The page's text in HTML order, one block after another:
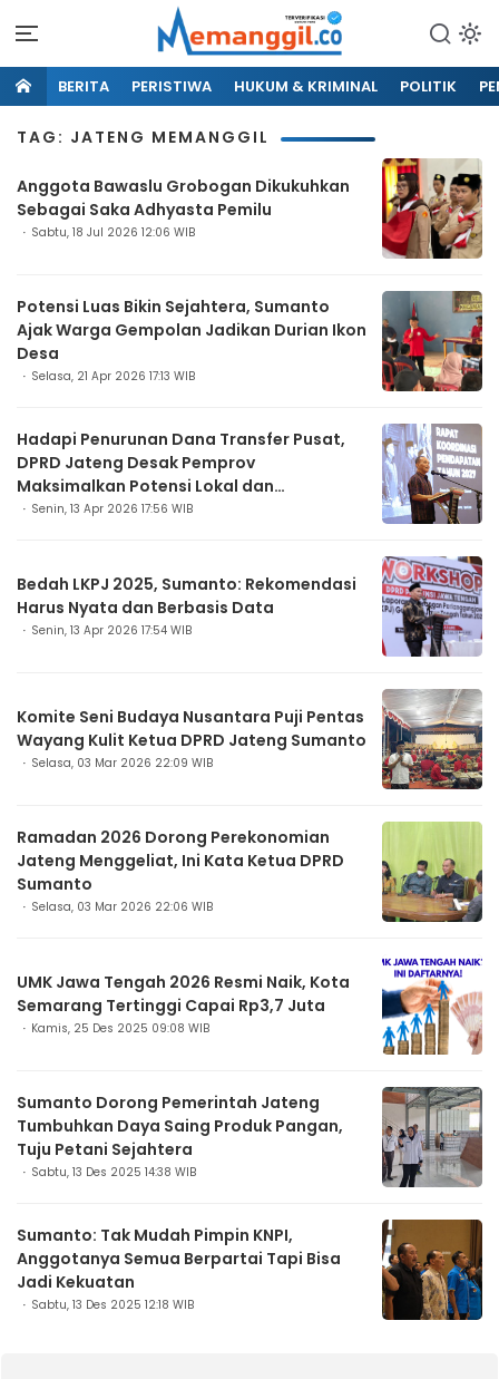
BERITA PERISTIWA HUKUM & KRIMINAL POLITIK
TAG: JATENG MEMANGGIL
Anggota Bawaslu Grobogan Dikukuhkan
Sebagai Saka Adhyasta Pemilu
Sabtu, 18 Jul 2026 12:06 WIB
Potensi Luas Bikin Sejahtera, Sumanto
Ajak Warga Gempolan Jadikan Durian Ikon
Desa
Selasa, 21 Apr 2026 17:13 WIB
Hadapi Penurunan Dana Transfer Pusat,
DPRD Jateng Desak Pemprov
Maksimalkan Potensi Lokal dan
Digitalisasi
Senin, 13 Apr 2026 17:56 WIB
Bedah LKPJ 2025, Sumanto: Rekomendasi
Harus Nyata dan Berbasis Data
Senin, 13 Apr 2026 17:54 WIB
Komite Seni Budaya Nusantara Puji Pentas
Wayang Kulit Ketua DPRD Jateng Sumanto
Selasa, 03 Mar 2026 22:09 WIB
Ramadan 2026 Dorong Perekonomian
Jateng Menggeliat, Ini Kata Ketua DPRD
Sumanto
Selasa, 03 Mar 2026 22:06 WIB
UMK Jawa Tengah 2026 Resmi Naik, Kota
Semarang Tertinggi Capai Rp3,7 Juta
Kamis, 25 Des 2025 09:08 WIB
Sumanto Dorong Pemerintah Jateng
Tumbuhkan Daya Saing Produk Pangan,
Tuju Petani Sejahtera
Sabtu, 13 Des 2025 14:38 WIB
Sumanto: Tak Mudah Pimpin KNPI,
Anggotanya Semua Berpartai Tapi Bisa
Jadi Kekuatan
Sabtu, 13 Des 2025 12:18 WIB